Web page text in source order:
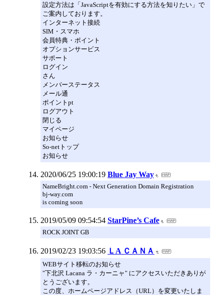
設定方法は「JavaScriptを有効にする方法を知りたい」で
ご案内しております。
インターネット接続
SIM・スマホ
会員特典・ポイント
オプションサービス
サポート
ログイン
さん
メンバーステータス
メール通
ポイントpt
ログアウト
閉じる
マイページ
お知らせ
So-netトップ
お知らせ
2020/06/25 19:00:19 Blue Jay Way
NameBright.com - Next Generation Domain Registration
bj-way.com
is coming soon
2019/05/09 09:54:54 StarPine’s Cafe
ROCK JOINT GB
2019/02/23 19:03:56 ＬA ＣＡＮＡ
WEBサイト移転のお知らせ
"下北沢 Lacana ラ・カーニャ" にアクセスいただきありが
とうございます。
この度、ホームページアドレス（URL）を変更いたしま